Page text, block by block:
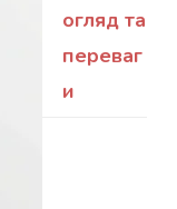
огляд та
переваг
и